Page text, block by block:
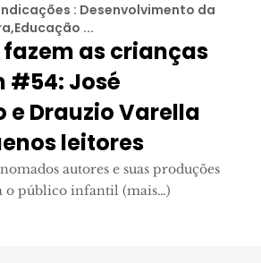
: Desenvolvimento da
...
fazem as crianças
#54: José
e Drauzio Varella
leitores
autores e suas produções
o público infantil (mais…)